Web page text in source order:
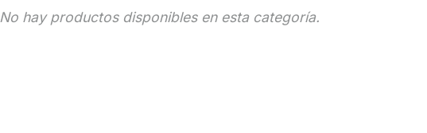
No hay productos disponibles en esta categoría.